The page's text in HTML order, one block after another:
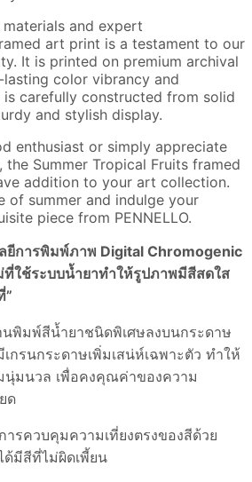
and expert
art print is a testament to our
It is printed on premium archival
lasting color vibrancy and
is carefully constructed from solid
and stylish display.
enthusiast or simply appreciate
Summer Tropical Fruits framed
addition to your art collection.
of summer and indulge your
piece from PENNELLO.
ลยีการพิมพ์ภาพ Digital Chromogenic
ที่ใช้ระบบน้ำยาทำให้รูปภาพมีสีสดใส
”
นพิมพ์สีน้ำยาชนิดพิเศษลงบนกระดาษ
กรนกระดาษเพิ่มเสน่ห์เฉพาะตัว ทำให้
มนวล เพื่อคงคุณค่าของความ
ด
ารควบคุมความเที่ยงตรงของสีด้วย
ด้มีสีที่ไม่ผิดเพี้ยน